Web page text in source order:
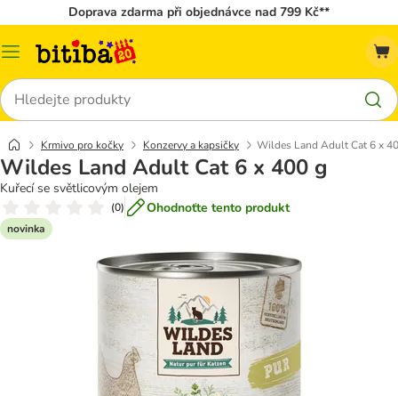
Doprava zdarma při objednávce nad 799 Kč**
Kategorie
Hledat
Krmivo pro kočky Konzervy a kapsičky Wildes Land Adult Cat 6 x
Wildes Land Adult Cat 6 x 400 g
Kuřecí se světlicovým olejem
(0) Ohodnoťte tento produkt
novinka